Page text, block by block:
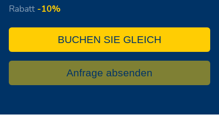
Rabatt -10%
BUCHEN SIE GLEICH
Anfrage absenden